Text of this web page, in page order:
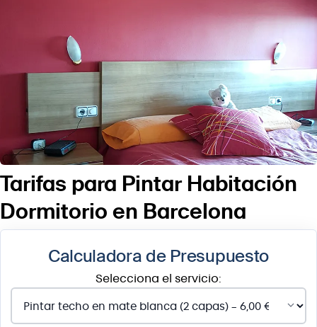
Tarifas para Pintar Habitación
Dormitorio en Barcelona
Calculadora de Presupuesto
Selecciona el servicio: